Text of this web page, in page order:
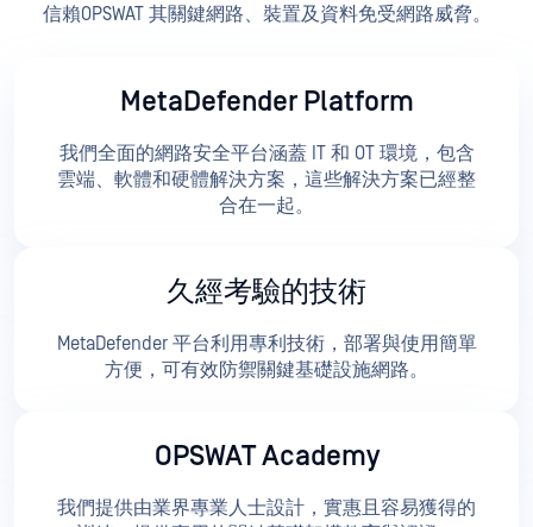
信賴OPSWAT 其關鍵網路、裝置及資料免受網路威脅。
MetaDefender Platform
我們全面的網路安全平台涵蓋 IT 和 OT 環境，包含
雲端、軟體和硬體解決方案，這些解決方案已經整
合在一起。
久經考驗的技術
MetaDefender 平台利用專利技術，部署與使用簡單
方便，可有效防禦關鍵基礎設施網路。
OPSWAT Academy
我們提供由業界專業人士設計，實惠且容易獲得的